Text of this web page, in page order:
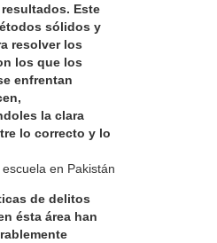
Este
sólidos y
resolver los
los que los
enfrentan
la clara
lo correcto y lo
en Pakistán
de delitos
ésta área han